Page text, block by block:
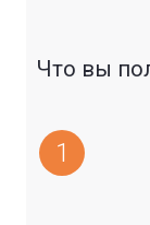
Что вы
1